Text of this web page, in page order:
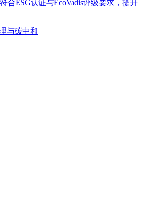
合ESG认证与EcoVadis评级要求，提升
与碳中和